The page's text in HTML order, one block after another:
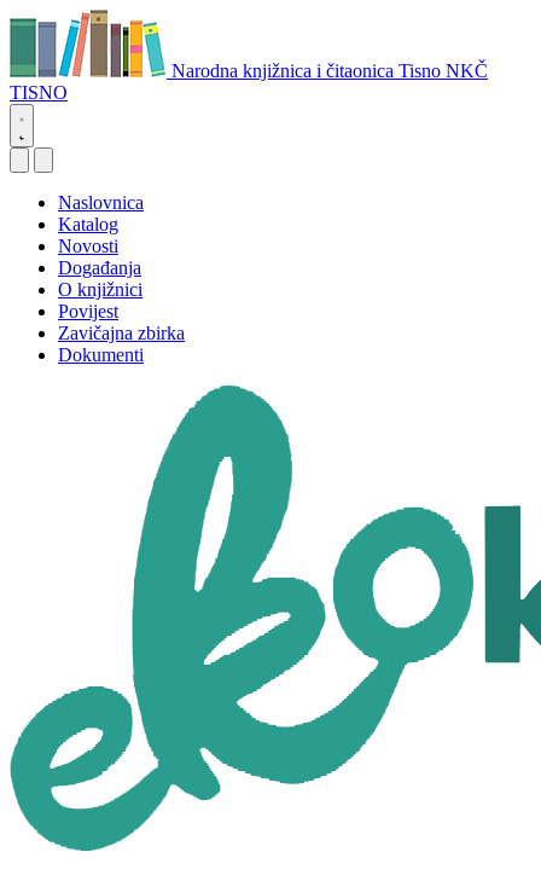
Narodna knjižnica i čitaonica Tisno NKČ
TISNO
Naslovnica
Katalog
Novosti
Događanja
O knjižnici
Povijest
Zavičajna zbirka
Dokumenti